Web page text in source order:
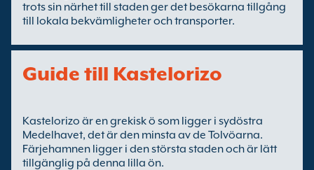
trots sin närhet till staden ger det besökarna tillgång
till lokala bekvämligheter och transporter.
Guide till Kastelorizo
Kastelorizo ​​är en grekisk ö som ligger i sydöstra
Medelhavet, det är den minsta av de Tolvöarna.
Färjehamnen ligger i den största staden och är lätt
tillgänglig på denna lilla ön.